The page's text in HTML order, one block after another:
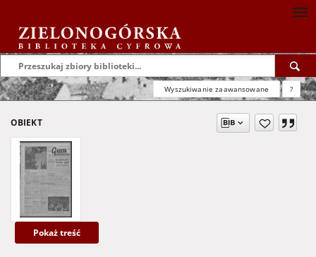
Wyszukiwanie zaawansowane ?
OBIEKT
Pokaż treść